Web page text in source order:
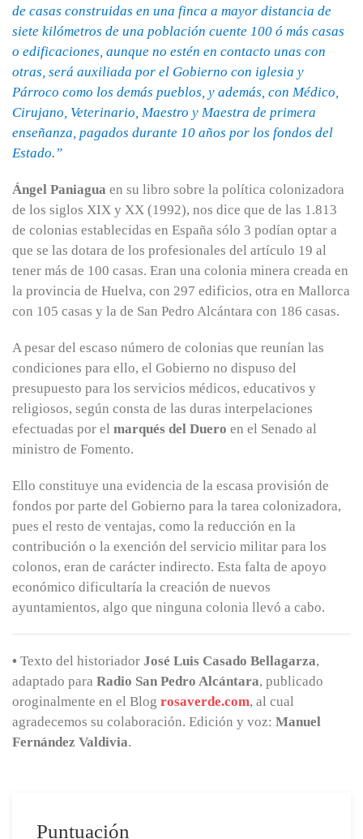
de casas construidas en una finca a mayor distancia de
siete kilómetros de una población cuente 100 ó más casas
o edificaciones, aunque no estén en contacto unas con
otras, será auxiliada por el Gobierno con iglesia y
Párroco como los demás pueblos, y además, con Médico,
Cirujano, Veterinario, Maestro y Maestra de primera
enseñanza, pagados durante 10 años por los fondos del
Estado.”
Ángel Paniagua en su libro sobre la política colonizadora
de los siglos XIX y XX (1992), nos dice que de las 1.813
de colonias establecidas en España sólo 3 podían optar a
que se las dotara de los profesionales del artículo 19 al
tener más de 100 casas. Eran una colonia minera creada en
la provincia de Huelva, con 297 edificios, otra en Mallorca
con 105 casas y la de San Pedro Alcántara con 186 casas.
A pesar del escaso número de colonias que reunían las
condiciones para ello, el Gobierno no dispuso del
presupuesto para los servicios médicos, educativos y
religiosos, según consta de las duras interpelaciones
efectuadas por el marqués del Duero en el Senado al
ministro de Fomento.
Ello constituye una evidencia de la escasa provisión de
fondos por parte del Gobierno para la tarea colonizadora,
pues el resto de ventajas, como la reducción en la
contribución o la exención del servicio militar para los
colonos, eran de carácter indirecto. Esta falta de apoyo
económico dificultaría la creación de nuevos
ayuntamientos, algo que ninguna colonia llevó a cabo.
• Texto del historiador José Luis Casado Bellagarza,
adaptado para Radio San Pedro Alcántara, publicado
oroginalmente en el Blog rosaverde.com, al cual
agradecemos su colaboración. Edición y voz: Manuel
Fernández Valdivia.
Puntuación